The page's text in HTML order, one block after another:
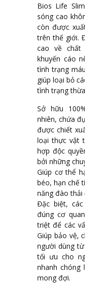
Bios Life
sóng cao
còn được
trên thế giới.
cao về chất
khuyến cáo
tình trạng
giúp loại bỏ
tình trạng
Sở hữu
nhiên, chứa
được chiết
loại thực vật
hợp độc
bởi những
Giúp cơ thể
béo, hạn chế
năng đào
Đặc biệt,
đúng cơ
triệt để các
Giúp bảo vệ,
người dùng
tối ưu cho
nhanh chóng
mong đợi.